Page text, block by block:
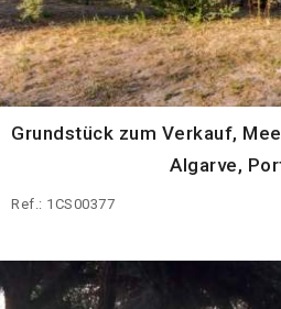
Grundstück zum Verkauf,
Algarve,
Ref.: 1CS00377